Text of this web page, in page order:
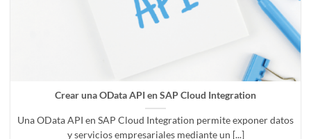
Crear una OData API en SAP Cloud Integration
Una OData API en SAP Cloud Integration permite exponer datos
y servicios empresariales mediante un [...]